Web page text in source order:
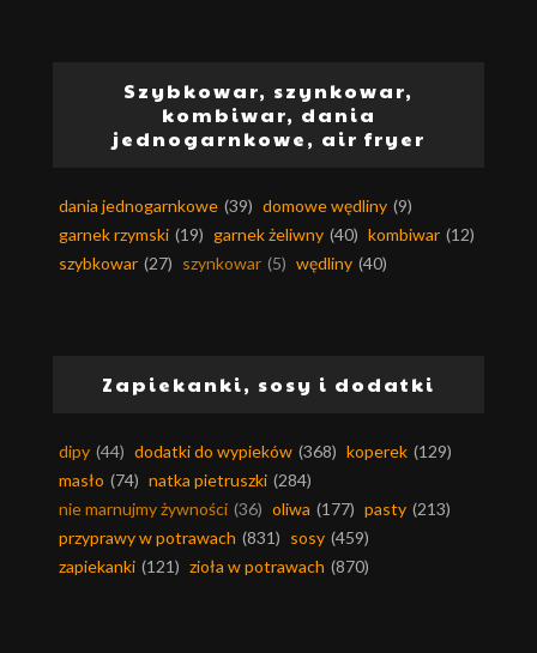
Szybkowar, szynkowar,
kombiwar, dania
jednogarnkowe, air fryer
dania jednogarnkowe (39) domowe wędliny (9)
garnek rzymski (19) garnek żeliwny (40) kombiwar (12)
szybkowar (27) szynkowar (5) wędliny (40)
Zapiekanki, sosy i dodatki
dipy (44) dodatki do wypieków (368) koperek (129)
masło (74) natka pietruszki (284)
nie marnujmy żywności (36) oliwa (177) pasty (213)
przyprawy w potrawach (831) sosy (459)
zapiekanki (121) zioła w potrawach (870)